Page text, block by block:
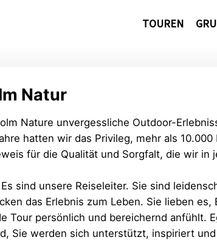
TOUREN
Natur
Nature unvergessliche Outdoor-
hatten wir das Privileg, mehr als
für die Qualität und Sorgfalt, die wir in
sind unsere Reiseleiter. Sie sind
das Erlebnis zum Leben. Sie lieben
Tour persönlich und bereichernd anfühlt.
Sie werden sich unterstützt, inspiriert